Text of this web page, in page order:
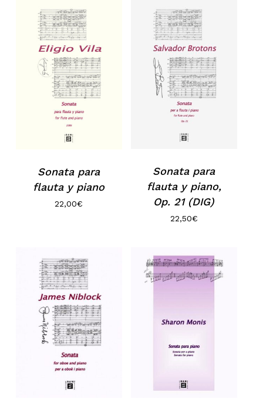
No hay productos en el carrito.
Sonata para
flauta y piano
22,00€
Sonata para
flauta y piano,
Op. 21 (DIG)
22,50€